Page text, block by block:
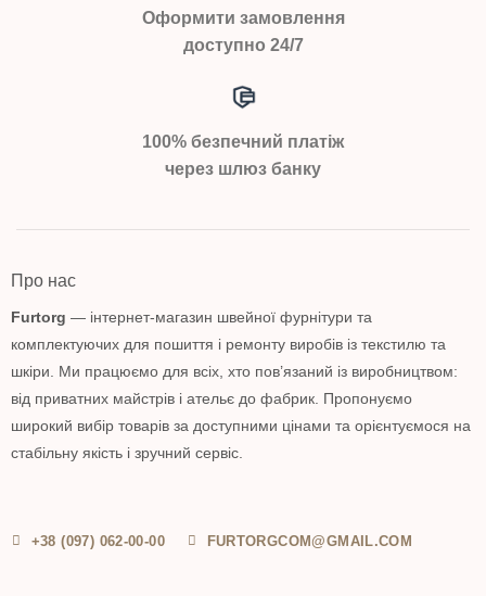
Оформити замовлення
доступно 24/7
100% безпечний платіж
через шлюз банку
Про нас
Furtorg — інтернет-магазин швейної фурнітури та
комплектуючих для пошиття і ремонту виробів із текстилю та
шкіри. Ми працюємо для всіх, хто пов’язаний із виробництвом:
від приватних майстрів і ательє до фабрик. Пропонуємо
широкий вибір товарів за доступними цінами та орієнтуємося на
стабільну якість і зручний сервіс.
+38 (097) 062-00-00 FURTORGCOM@GMAIL.COM